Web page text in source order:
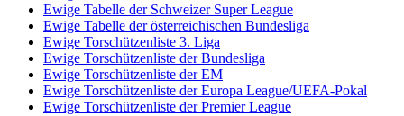
Ewige Tabelle der Schweizer Super League
Ewige Tabelle der österreichischen Bundesliga
Ewige Torschützenliste 3. Liga
Ewige Torschützenliste der Bundesliga
Ewige Torschützenliste der EM
Ewige Torschützenliste der Europa League/UEFA-Pokal
Ewige Torschützenliste der Premier League